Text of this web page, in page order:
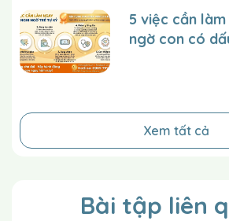
gặp những người ấy trong suốt
5 việc cần
ngờ con có
Xem tất cả
Bài tập liên